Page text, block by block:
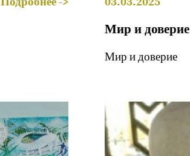
Мир и доверие
Мир и доверие